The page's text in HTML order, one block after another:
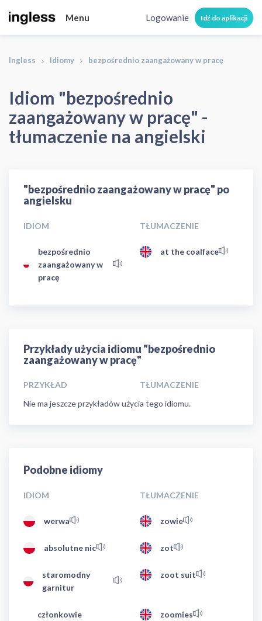
Menu Logowanie Idź do aplikacji
Ingless Idiomy bezpośrednio zaangażowany w pracę
Idiom "bezpośrednio
zaangażowany w pracę" -
tłumaczenie na angielski
"bezpośrednio zaangażowany w pracę" po
angielsku
IDIOM TŁUMACZENIE
bezpośrednio
zaangażowany w
pracę
at the coalface
Przykłady użycia idiomu "bezpośrednio
zaangażowany w pracę"
PRZYKŁAD
TŁUMACZENIE
Nie ma jeszcze przykładów użycia tego idiomu.
Podobne idiomy
IDIOM TŁUMACZENIE
werwa zowie
absolutne nic zot
staromodny
garnitur
zoot suit
członkowie
zoomies